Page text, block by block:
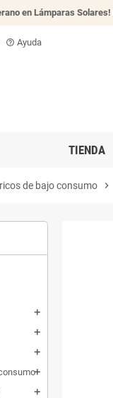
en Lámparas Solares!
help_outline Ayuda
TIENDA
de bajo consumo chevron_right
add
add
add
add
add